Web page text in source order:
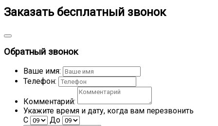
Заказать бесплатный звонок
Обратный звонок
Ваше имя:
Телефон:
Комментарий:
Укажите время и дату, когда вам перезвонить
С
До